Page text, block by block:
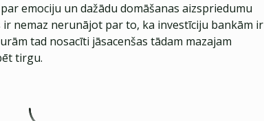
emociju un dažādu domāšanas aizspriedumu
nemaz nerunājot par to, ka investīciju bankām ir
tad nosacīti jāsacenšas tādam mazajam
tirgu.